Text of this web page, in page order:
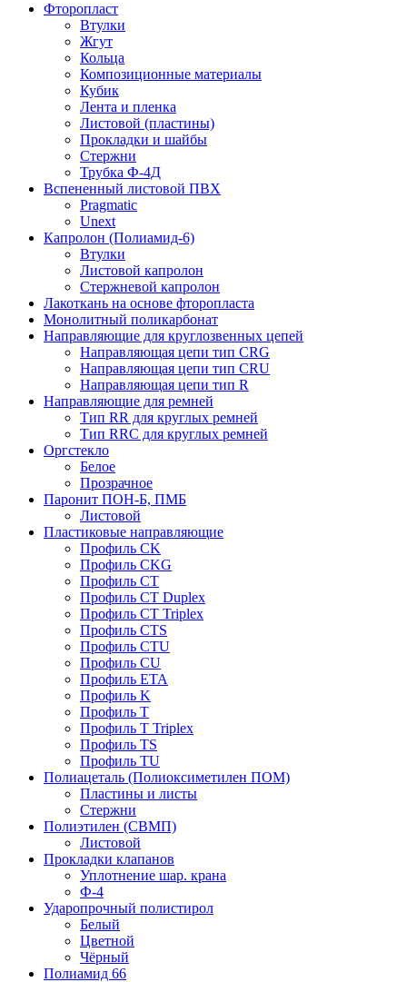
Фторопласт
Втулки
Жгут
Кольца
Композиционные материалы
Кубик
Лента и пленка
Листовой (пластины)
Прокладки и шайбы
Стержни
Трубка Ф-4Д
Вспененный листовой ПВХ
Pragmatic
Unext
Капролон (Полиамид-6)
Втулки
Листовой капролон
Стержневой капролон
Лакоткань на основе фторопласта
Монолитный поликарбонат
Направляющие для круглозвенных цепей
Направляющая цепи тип CRG
Направляющая цепи тип CRU
Направляющая цепи тип R
Направляющие для ремней
Тип RR для круглых ремней
Тип RRС для круглых ремней
Оргстекло
Белое
Прозрачное
Паронит ПОН-Б, ПМБ
Листовой
Пластиковые направляющие
Профиль CK
Профиль CKG
Профиль CT
Профиль CT Duplex
Профиль CT Triplex
Профиль CTS
Профиль CTU
Профиль CU
Профиль ETA
Профиль K
Профиль T
Профиль T Triplex
Профиль TS
Профиль TU
Полиацеталь (Полиоксиметилен ПОМ)
Пластины и листы
Стержни
Полиэтилен (СВМП)
Листовой
Прокладки клапанов
Уплотнение шар. крана
Ф-4
Ударопрочный полистирол
Белый
Цветной
Чёрный
Полиамид 66